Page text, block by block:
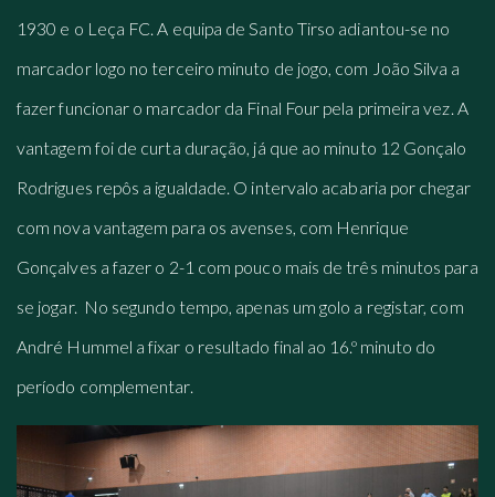
1930 e o Leça FC. A equipa de Santo Tirso adiantou-se no
marcador logo no terceiro minuto de jogo, com João Silva a
fazer funcionar o marcador da Final Four pela primeira vez. A
vantagem foi de curta duração, já que ao minuto 12 Gonçalo
Rodrigues repôs a igualdade. O intervalo acabaria por chegar
com nova vantagem para os avenses, com Henrique
Gonçalves a fazer o 2-1 com pouco mais de três minutos para
se jogar. No segundo tempo, apenas um golo a registar, com
André Hummel a fixar o resultado final ao 16.º minuto do
período complementar.